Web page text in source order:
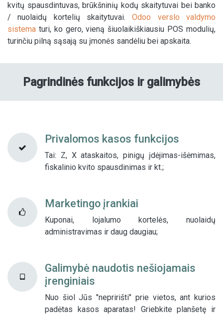
kvitų spausdintuvas, brūkšninių kodų skaitytuvai bei banko
/ nuolaidų kortelių skaitytuvai.Odoo verslo valdymo
sistema turi, ko gero, vieną šiuolaikiškiausiu POS modulių,
turinčiu pilną sąsają su įmonės sandėliu bei apskaita.
Pagrindinės funkcijos ir galimybės
Privalomos kasos funkcijos​
Tai: Z, X ataskaitos, pinigų įdėjimas-išėmimas,
fiskalinio kvito spausdinimas ir kt.;
Marketingo įrankiai​
Kuponai, lojalumo kortelės, nuolaidų
administravimas ir daug daugiau;
Galimybė naudotis nešiojamais
įrenginiais
Nuo šiol Jūs "nepririšti" prie vietos, ant kurios
padėtas kasos aparatas! Griebkite planšetę ir